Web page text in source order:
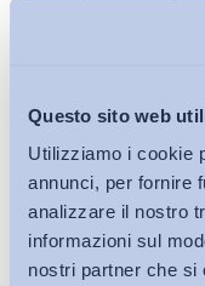
Questo sito web
Utilizziamo i cookie
annunci, per fornire
analizzare il nostro
informazioni sul
nostri partner che si
con applicazione
La collaborazione tra
di Trieste e i Centri
Giulia ha consentito